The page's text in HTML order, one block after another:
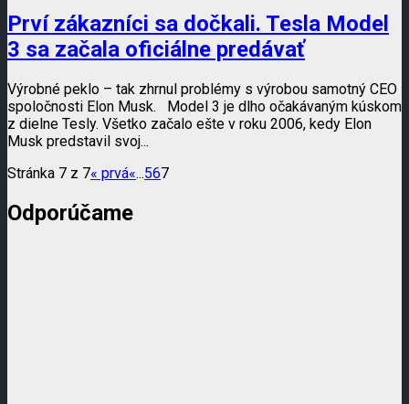
Prví zákazníci sa dočkali. Tesla Model
3 sa začala oficiálne predávať
Výrobné peklo – tak zhrnul problémy s výrobou samotný CEO
spoločnosti Elon Musk. Model 3 je dlho očakávaným kúskom
z dielne Tesly. Všetko začalo ešte v roku 2006, kedy Elon
Musk predstavil svoj...
Stránka 7 z 7« prvá«...567
Odporúčame